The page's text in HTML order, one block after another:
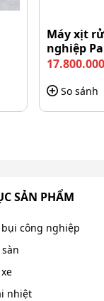
Máy xịt
nghiệp
7.5T4
So sánh
SẢN PHẨM
công nghiệp
nhiệt